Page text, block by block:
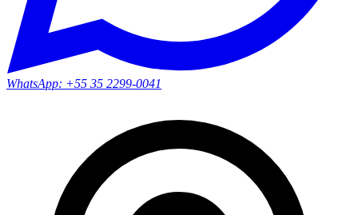
WhatsApp: +55 35 2299-0041